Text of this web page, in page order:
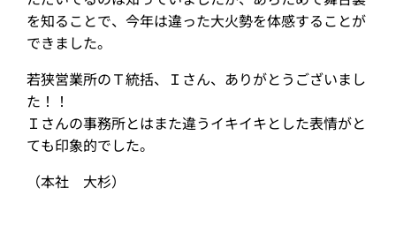
を知ることで、今年は違った大火勢を体感することが
できました。
若狭営業所のＴ統括、Ｉさん、ありがとうございまし
た！！
Ｉさんの事務所とはまた違うイキイキとした表情がと
ても印象的でした。
（本社 大杉）